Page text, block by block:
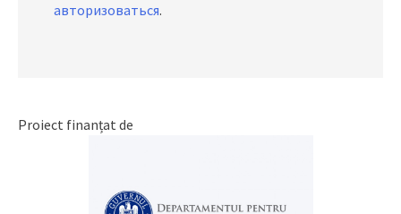
авторизоваться.
Proiect finanțat de